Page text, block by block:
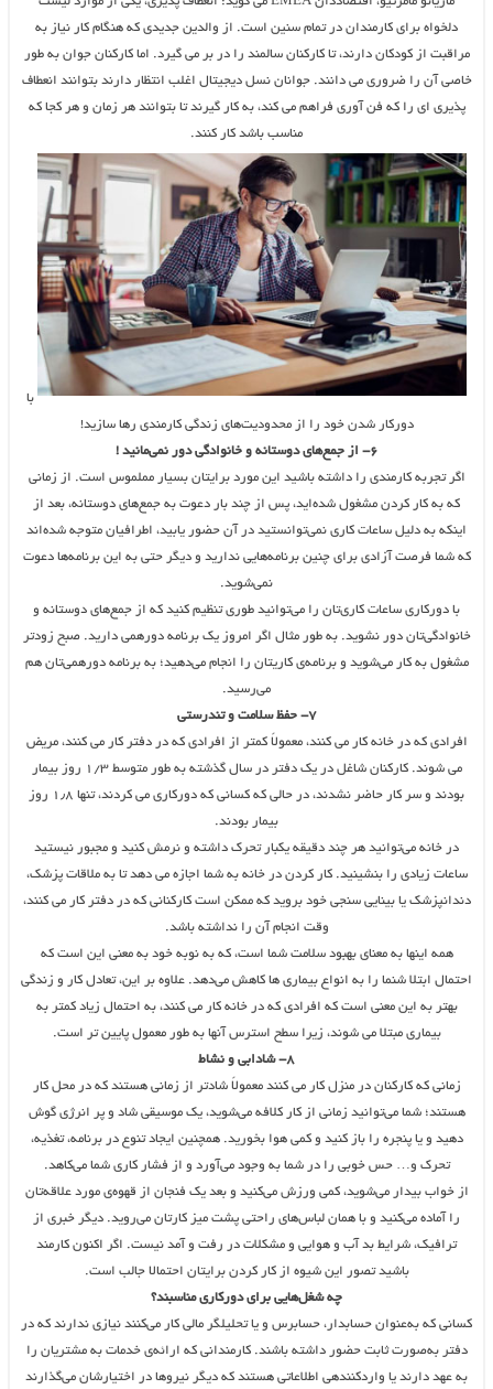
دلخواه برای کارمندان در تمام سنین است. از والدین جدیدی که هنگام کار نیاز به
مراقبت از کودکان دارند، تا کارکنان سالمند را در بر می گیرد. اما کارکنان جوان به طور
خاصی آن را ضروری می دانند. جوانان نسل دیجیتال اغلب انتظار دارند بتوانند انعطاف
پذیری ای را که فن آوری فراهم می کند، به کار گیرند تا بتوانند هر زمان و هر کجا که
مناسب باشد کار کنند.
با
دورکار شدن خود را از محدودیت‌های زندگی کارمندی رها سازید!
۶- از جمع‌های دوستانه و خانوادگی دور نمی‌مانید !
اگر تجربه کارمندی را داشته باشید این مورد برایتان بسیار مملموس است. از زمانی
که به کار کردن مشغول شده‌اید، پس از چند بار دعوت به جمع‌های دوستانه، بعد از
اینکه به دلیل ساعات کاری نمی‌توانستید در آن حضور یابید، اطرافیان متوجه شده‌اند
که شما فرصت آزادی برای چنین برنامه‌هایی ندارید و دیگر حتی به این برنامه‌ها دعوت
نمی‌شوید.
با دورکاری ساعات کاری‌تان را می‌توانید طوری تنظیم کنید که از جمع‌های دوستانه و
خانوادگی‌تان دور نشوید. به طور مثال اگر امروز یک برنامه دورهمی دارید. صبح زودتر
مشغول به کار می‌شوید و برنامه‌ی کاریتان را انجام می‌دهید؛ به برنامه دورهمی‌تان هم
می‌رسید.
۷- حفظ سلامت و تندرستی
افرادی که در خانه کار می کنند، معمولاً کمتر از افرادی که در دفتر کار می کنند، مریض
می شوند. کارکنان شاغل در یک دفتر در سال گذشته به طور متوسط ۱/۳ روز بیمار
بودند و سر کار حاضر نشدند، در حالی که کسانی که دورکاری می کردند، تنها ۱٫۸ روز
بیمار بودند.
در خانه می‌توانید هر چند دقیقه یکبار تحرک داشته و نرمش کنید و مجبور نیستید
ساعات زیادی را بنشینید. کار کردن در خانه به شما اجازه می دهد تا به ملاقات پزشک،
دندانپزشک یا بینایی سنجی خود بروید که ممکن است کارکنانی که در دفتر کار می کنند،
وقت انجام آن را نداشته باشد.
همه اینها به معنای بهبود سلامت شما است، که به نوبه خود به معنی این است که
احتمال ابتلا شنما را به انواع بیماری ها کاهش می‌دهد. علاوه بر این، تعادل کار و زندگی
بهتر به این معنی است که افرادی که در خانه کار می کنند، به احتمال زیاد کمتر به
بیماری مبتلا می شوند، زیرا سطح استرس آنها به طور معمول پایین تر است.
۸- شادابی و نشاط
زمانی که کارکنان در منزل کار می کنند معمولاً شادتر از زمانی هستند که در محل کار
هستند؛ شما می‌توانید زمانی از کار کلافه می‌شوید، یک موسیقی شاد و پر انرژی گوش
دهید و یا پنجره را باز کنید و کمی هوا بخورید. همچنین ایجاد تنوع در برنامه، تغذیه،
تحرک و… حس خوبی را در شما به وجود می‌آورد و از فشار کاری شما می‌کاهد.
از خواب بیدار می‌شوید، کمی ورزش می‌کنید و بعد یک فنجان از قهوه‌ی مورد علاقه‌تان
را آماده می‌کنید و با همان لباس‌های راحتی پشت میز کارتان می‌روید. دیگر خبری از
ترافیک، شرایط بد آب و هوایی و مشکلات در رفت و آمد نیست. اگر اکنون کارمند
باشید تصور این شیوه‌ از کار کردن برایتان احتمالا جالب است.
چه شغل‌هایی برای دورکاری مناسبند؟
کسانی که به‌عنوان حسابدار، حسابرس و یا تحلیل‎گر مالی کار می‌کنند نیازی ندارند که در
دفتر به‌صورت ثابت حضور داشته باشند. کارمندانی که ارائه‌ی خدمات به مشتریان را
به‌ عهد دارند یا واردکننده‎ی اطلاعاتی هستند که دیگر نیروها در اختیارشان می‌گذارند